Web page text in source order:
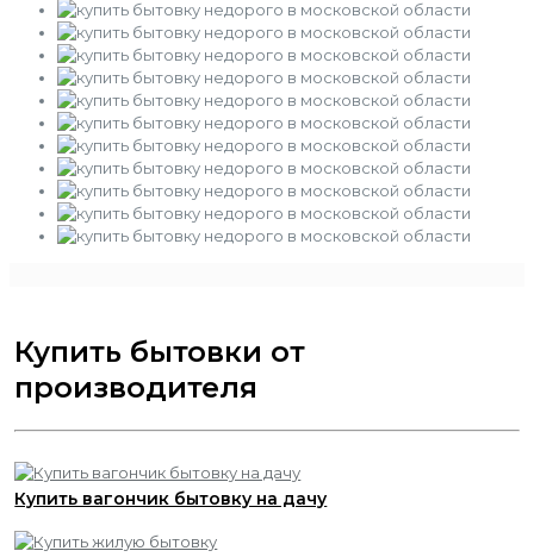
Купить бытовки от
производителя
Купить вагончик бытовку на дачу